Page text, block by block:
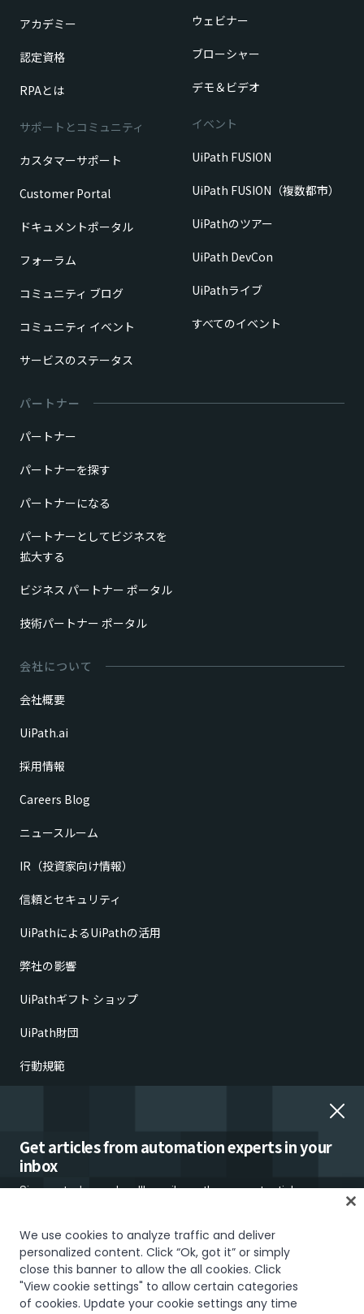
Get articles from automation experts in your
inbox
Sign up today and we'll email you the newest articles every
I would like to receive communications about UiPath tailored to my interests
アカデミー
認定資格
RPAとは
サポートとコミュニティ
カスタマーサポート
Customer Portal
ドキュメントポータル
フォーラム
コミュニティ ブログ
コミュニティ イベント
サービスのステータス
ウェビナー
ブローシャー
デモ＆ビデオ
イベント
UiPath FUSION
UiPath FUSION（複数都市）
UiPathのツアー
UiPath DevCon
UiPathライブ
すべてのイベント
パートナー
パートナー
パートナーを探す
パートナーになる
パートナーとしてビジネスを
拡大する
ビジネス パートナー ポータル
技術パートナー ポータル
会社について
会社概要
UiPath.ai
採用情報
Careers Blog
ニュースルーム
IR（投資家向け情報）
信頼とセキュリティ
UiPathによるUiPathの活用
弊社の影響
UiPathギフト ショップ
UiPath財団
行動規範
信頼とセキュリティ Terms of Use Privacy Policy Cookies Policy
Your Privacy Choices
We use cookies to analyze traffic and deliver
personalized content. Click “Ok, got it” or simply
close this banner to allow the all cookies. Click
"View cookie settings" to allow certain categories
of cookies. Update your cookie settings any time